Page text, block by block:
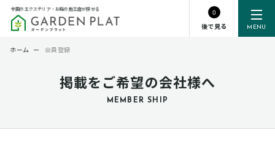
MENU
全国のエクステリア・お庭の施工店が探せる
0
後で見る
掲載をご希望の会社様へ
MEMBER SHIP
ホーム ー 会員登録